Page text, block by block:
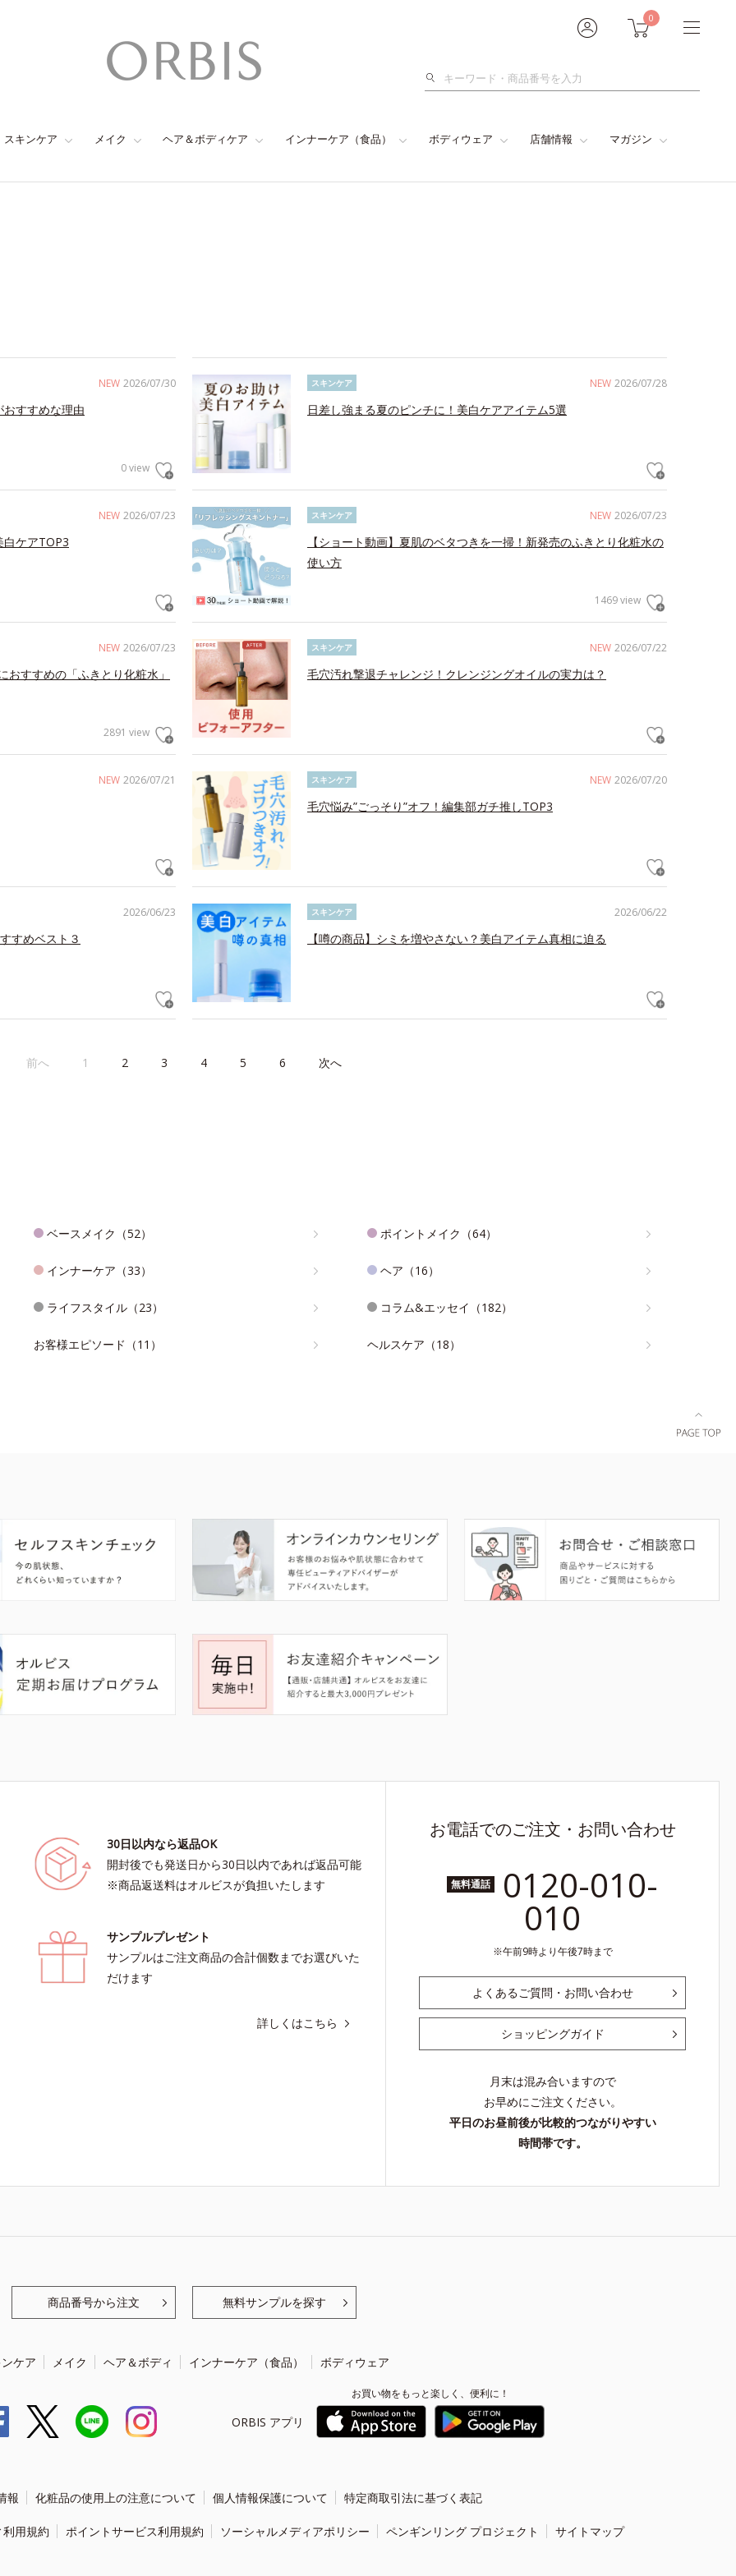
0
検
スキンケア メイク ヘア＆ボディケア インナーケア（食品） ボディウェア 店舗情報 マガジン
NEW 2026/07/30
すすめな理由
0 view
NEW 2026/07/28
スキンケア
日差し強まる夏のピンチに！美白ケアアイテム5選
NEW 2026/07/23
ケアTOP3
NEW 2026/07/23
スキンケア
【ショート動画】夏肌のベタつきを一掃！新発売のふきとり化粧水の
使い方
1469 view
NEW 2026/07/23
すすめの「ふきとり化粧水」
2891 view
NEW 2026/07/22
スキンケア
毛穴汚れ撃退チャレンジ！クレンジングオイルの実力は？
NEW 2026/07/21 NEW 2026/07/20
スキンケア
毛穴悩み”ごっそり”オフ！編集部ガチ推しTOP3
2026/06/23
すめベスト３
2026/06/22
スキンケア
【噂の商品】シミを増やさない？美白アイテム真相に迫る
前へ 1 2 3 4 5 6 次へ
ベースメイク（52） ポイントメイク（64）
インナーケア（33） ヘア（16）
ライフスタイル（23） コラム&エッセイ（182）
お客様エピソード（11） ヘルスケア（18）
30日以内なら返品OK
開封後でも発送日から30日以内であれば返品可能
※商品返送料はオルビスが負担いたします
サンプルプレゼント
サンプルはご注文商品の合計個数までお選びいた
だけます
詳しくはこちら
お電話でのご注文・お問い合わせ
無料通話 0120-010-
010
午前9時より午後7時まで
よくあるご質問・お問い合わせ
ショッピングガイド
月末は混み合いますので
お早めにご注文ください。
平日のお昼前後が比較的つながりやすい
時間帯です。
商品番号から注文 無料サンプルを探す
ケア メイク ヘア＆ボディ インナーケア（食品） ボディウェア
ORBIS アプリ
お買い物をもっと楽しく、便利に！
報 化粧品の使用上の注意について 個人情報保護について 特定商取引法に基づく表記
用規約 ポイントサービス利用規約 ソーシャルメディアポリシー ペンギンリング プロジェクト サイトマップ